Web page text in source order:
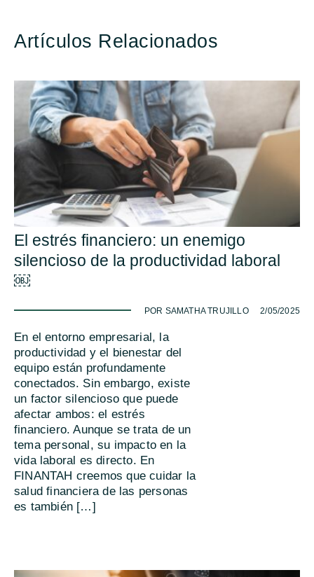
Artículos Relacionados
El estrés financiero: un enemigo
silencioso de la productividad laboral
￼
- POR SAMATHA TRUJILLO 2/05/2025
En el entorno empresarial, la
productividad y el bienestar del
equipo están profundamente
conectados. Sin embargo, existe
un factor silencioso que puede
afectar ambos: el estrés
financiero. Aunque se trata de un
tema personal, su impacto en la
vida laboral es directo. En
FINANTAH creemos que cuidar la
salud financiera de las personas
es también […]